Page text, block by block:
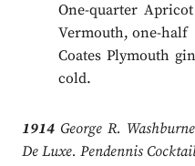
One-quarter
Vermouth, one-half
Coates Plymouth
cold.
1914George R.
De Luxe. Pendennis